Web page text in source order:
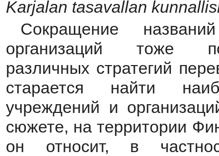
Karjalan tasavallan
Сокращение
организаций тоже
различных стратегий
старается найти
учреждений и
сюжете, на территории
он относит, в